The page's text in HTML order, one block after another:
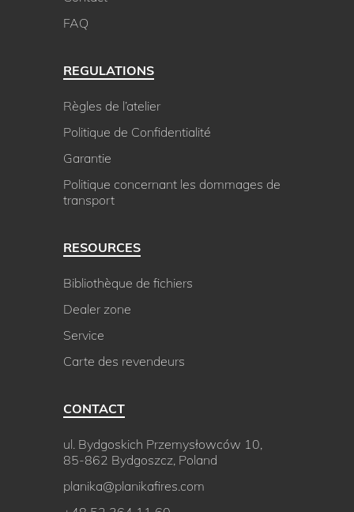
FAQ
REGULATIONS
Règles de l’atelier
Politique de Confidentialité
Garantie
Politique concernant les dommages de
transport
RESOURCES
Bibliothèque de fichiers
Dealer zone
Service
Carte des revendeurs
CONTACT
ul. Bydgoskich Przemysłowców 10,
85-862 Bydgoszcz, Poland
planika@planikafires.com